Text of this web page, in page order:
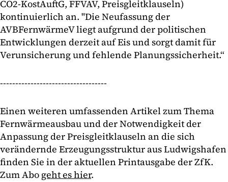
CO2-KostAuftG, FFVAV, Preisgleitklauseln)
kontinuierlich an. "Die Neufassung der
AVBFernwärmeV liegt aufgrund der politischen
Entwicklungen derzeit auf Eis und sorgt damit für
Verunsicherung und fehlende Planungssicherheit.“
-----------------------------------
Einen weiteren umfassenden Artikel zum Thema
Fernwärmeausbau und der Notwendigkeit der
Anpassung der Preisgleitklauseln an die sich
verändernde Erzeugungsstruktur aus Ludwigshafen
finden Sie in der aktuellen Printausgabe der ZfK.
Zum Abo geht es hier.